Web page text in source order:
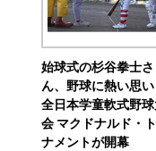
始球式の杉谷拳士さ
ん、野球に熱い思
全日本学童軟式野
会 マクドナルド・
ナメントが開幕